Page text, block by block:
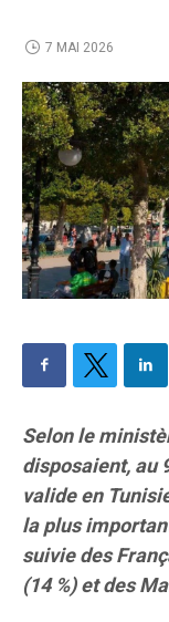
7 MAI 2026
Selon le
disposaient, au
valide en
la plus
suivie des
(14 %) et des